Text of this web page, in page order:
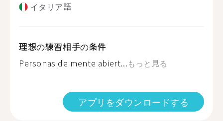
イタリア語
理想の練習相手の条件
Personas de mente abiert...もっと見る
アプリをダウンロードする